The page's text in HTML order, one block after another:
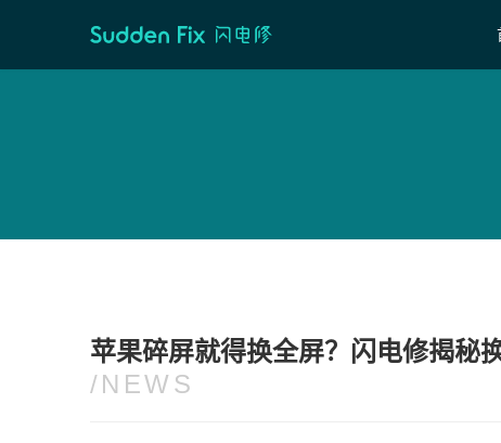
首页/维修资讯
苹果碎屏就得换全屏？闪电修揭秘
/NEWS